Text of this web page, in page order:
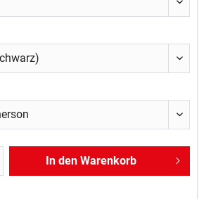
In den Warenkorb